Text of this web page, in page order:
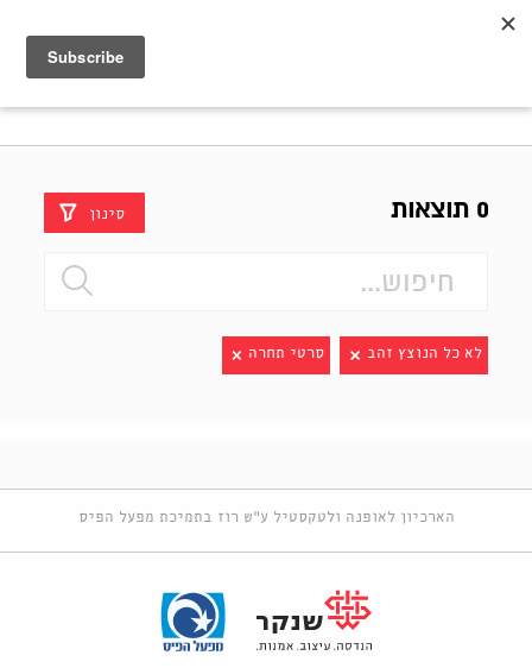
0 תוצאות סינון
לא כל הנוצץ זהב סרטי תחרה
הארכיון לאופנה ולטקסטיל ע"ש רוז בתמיכת מפעל הפיס